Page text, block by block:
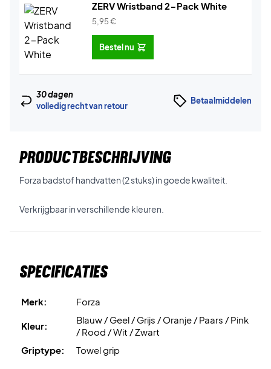
ZERV Wristband 2-Pack White
5,95€
Bestel nu
30 dagen
volledig recht van retour
Betaalmiddelen
PRODUCTBESCHRIJVING
Forza badstof handvatten (2 stuks) in goede kwaliteit.
Verkrijgbaar in verschillende kleuren.
Specificaties
Merk: Forza
Kleur:
Blauw / Geel / Grijs / Oranje / Paars / Pink
/ Rood / Wit / Zwart
Griptype:
Towel grip